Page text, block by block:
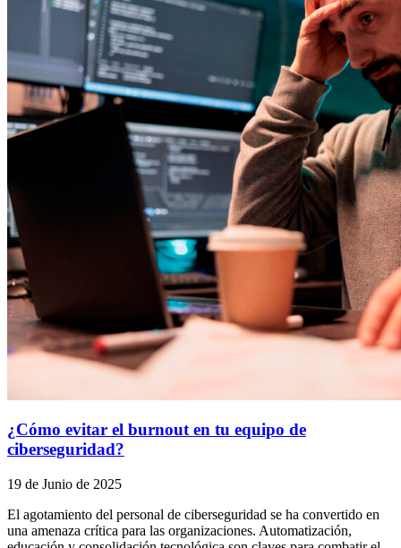
¿Cómo evitar el burnout en tu equipo de
ciberseguridad?
19 de Junio de 2025
El agotamiento del personal de ciberseguridad se ha convertido en
una amenaza crítica para las organizaciones. Automatización,